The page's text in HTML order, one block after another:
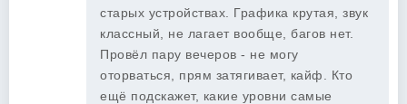
старых устройствах. Графика крутая, звук
классный, не лагает вообще, багов нет.
Провёл пару вечеров - не могу
оторваться, прям затягивает, кайф. Кто
ещё подскажет, какие уровни самые